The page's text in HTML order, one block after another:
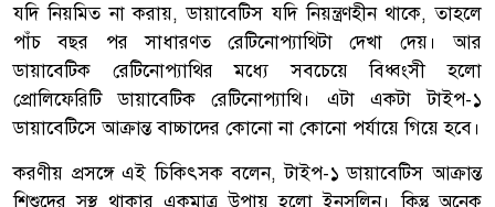
যদি নিয়মিত না করায়, ডায়াবেটিস যদি নিয়ন্ত্রণহীন থাকে, তাহলে
পাঁচ বছর পর সাধারণত রেটিনোপ্যাথিটা দেখা দেয়। আর
ডায়াবেটিক রেটিনোপ্যাথির মধ্যে সবচেয়ে বিধ্বংসী হলো
প্রোলিফেরিটি ডায়াবেটিক রেটিনোপ্যাথি। এটা একটা টাইপ-১
ডায়াবেটিসে আক্রান্ত বাচ্চাদের কোনো না কোনো পর্যায়ে গিয়ে হবে।
করণীয় প্রসঙ্গে এই চিকিৎসক বলেন, টাইপ-১ ডায়াবেটিস আক্রান্ত
শিশুদের সুস্থ থাকার একমাত্র উপায় হলো ইনসুলিন। কিন্তু অনেক